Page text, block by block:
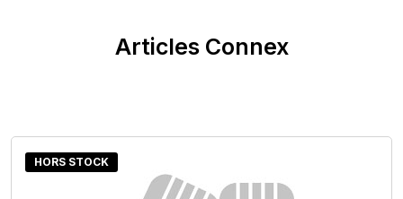
Articles Connex
HORS STOCK